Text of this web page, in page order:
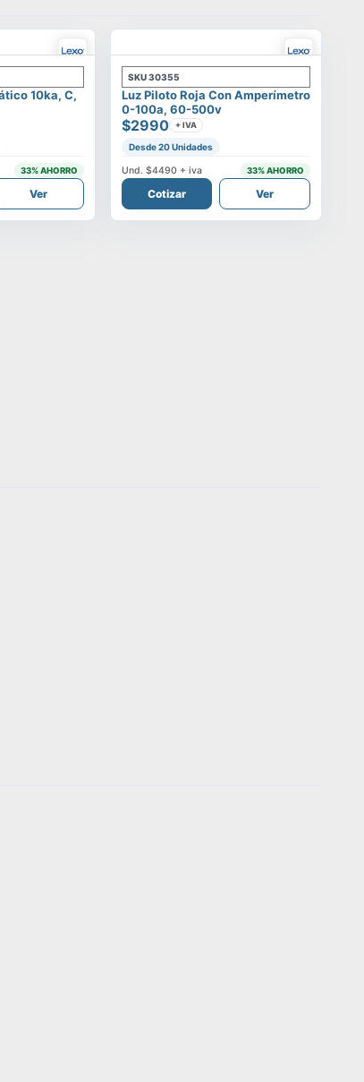
10ka, C,
33% AHORRO
Ver
SKU30355
Luz Piloto Roja Con Amperímetro
0-100a, 60-500v
$2990 + IVA
Desde 20 Unidades
Und. $4490 + iva 33% AHORRO
Cotizar Ver